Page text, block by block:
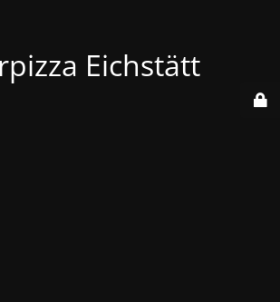
Eichstätt